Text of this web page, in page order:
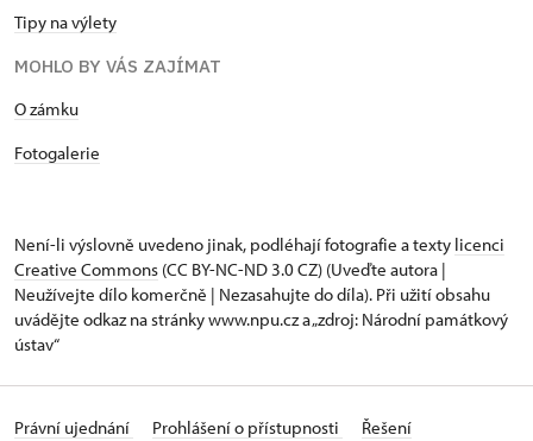
Tipy na výlety
MOHLO BY VÁS ZAJÍMAT
​​​​​​O zámku
Fotogalerie
Není-li výslovně uvedeno jinak, podléhají fotografie a texty licenci
Creative Commons (CC BY-NC-ND 3.0 CZ) (Uveďte autora |
Neužívejte dílo komerčně | Nezasahujte do díla). Při užití obsahu
uvádějte odkaz na stránky www.npu.cz a „zdroj: Národní památkový
ústav“
Právní ujednání Prohlášení o přístupnosti Řešení